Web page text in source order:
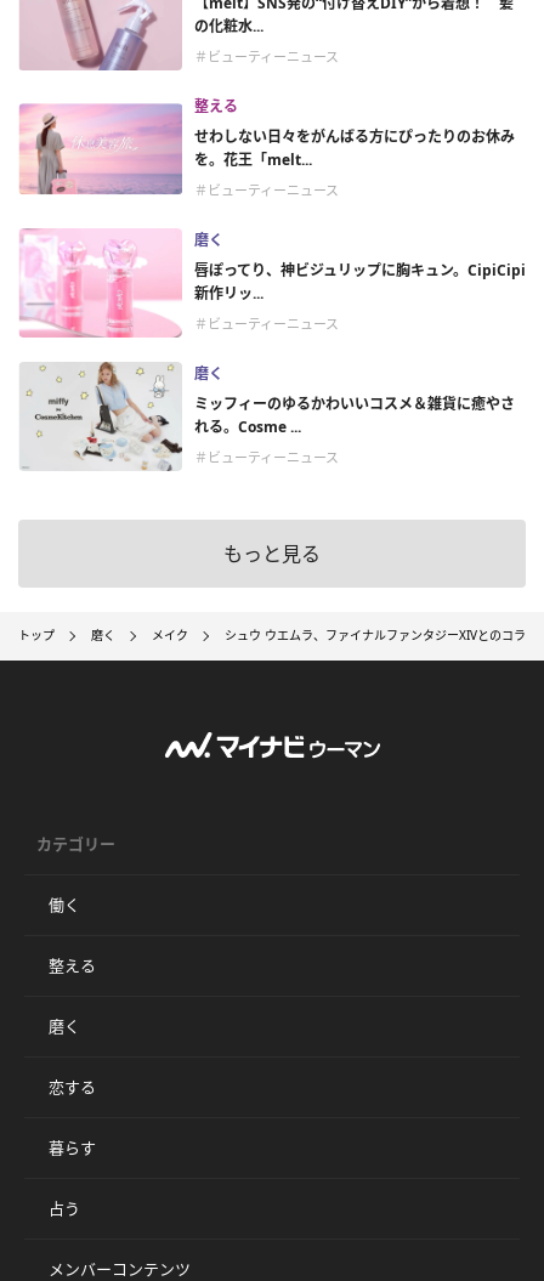
の化粧水...
＃ビューティーニュース
整える
せわしない日々をがんばる方にぴったりのお休み
を。花王「melt...
＃ビューティーニュース
磨く
唇ぽってり、神ビジュリップに胸キュン。CipiCipi
新作リッ...
＃ビューティーニュース
磨く
ミッフィーのゆるかわいいコスメ＆雑貨に癒やさ
れる。Cosme ...
＃ビューティーニュース
もっと見る
トップ 磨く メイク シュウ ウエムラ、ファイナルファンタジーXIVとのコラ
カテゴリー
働く
整える
磨く
恋する
暮らす
占う
メンバーコンテンツ